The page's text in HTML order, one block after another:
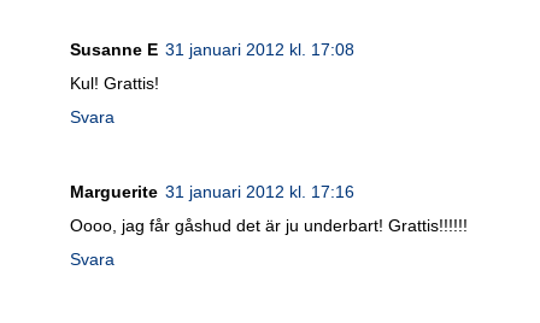
Susanne E 31 januari 2012 kl. 17:08
Kul! Grattis!
Svara
Marguerite 31 januari 2012 kl. 17:16
Oooo, jag får gåshud det är ju underbart! Grattis!!!!!!
Svara